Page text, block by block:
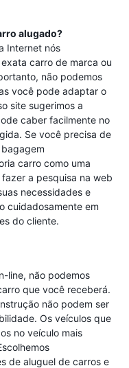
alugado?
Internet nós
carro de marca ou
não podemos
você pode adaptar o
site sugerimos a
caber facilmente no
Se você precisa de
carro como uma
a pesquisa na web
necessidades e
cuidadosamente em
do cliente.
line, não podemos
que você receberá.
não podem ser
Os veículos que
no veículo mais
de aluguel de carros e